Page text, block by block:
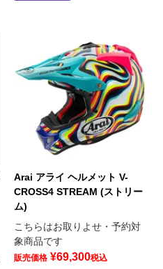
Arai アライ ヘルメット V-
CROSS4 STREAM (ストリー
ム)
こちらはお取りよせ・予約対
象商品です
販売価格 ¥69,300税込